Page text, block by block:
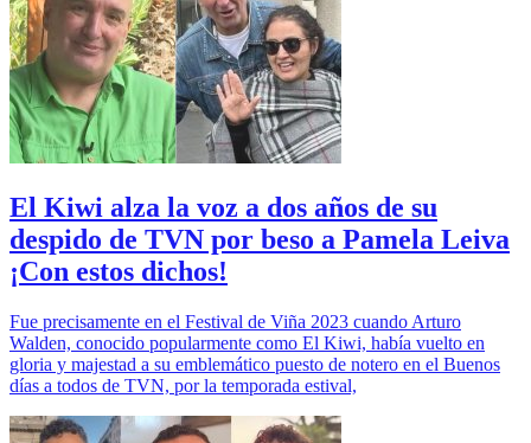
El Kiwi alza la voz a dos años de su
despido de TVN por beso a Pamela Leiva
¡Con estos dichos!
Fue precisamente en el Festival de Viña 2023 cuando Arturo
Walden, conocido popularmente como El Kiwi, había vuelto en
gloria y majestad a su emblemático puesto de notero en el Buenos
días a todos de TVN, por la temporada estival,